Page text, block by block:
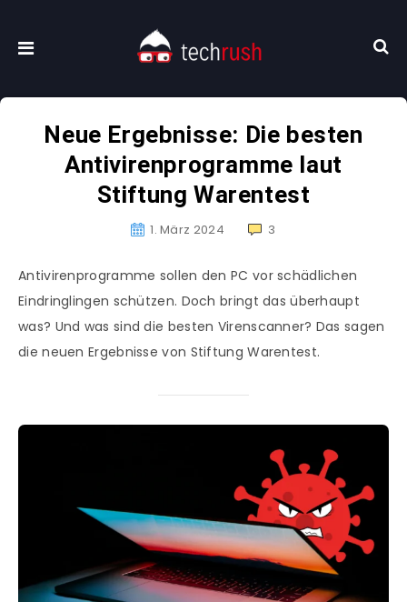
Neue Ergebnisse: Die besten
Antivirenprogramme laut
Stiftung Warentest
1. März 2024 3
Antivirenprogramme sollen den PC vor schädlichen
Eindringlingen schützen. Doch bringt das überhaupt
was? Und was sind die besten Virenscanner? Das sagen
die neuen Ergebnisse von Stiftung Warentest.